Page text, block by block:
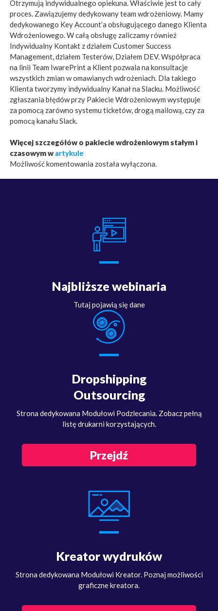
Otrzymują indywidualnego opiekuna. Właściwie jest to cały
proces. Zawiązujemy dedykowany team wdrożeniowy. Mamy
dedykowanego Key Account’a obsługującego danego Klienta
Wdrożeniowego. W całą obsługę zaliczamy również
Indywidualny Kontakt z działem Customer Success
Management, działem Testerów, Działem DEV. Współpraca
na linii Team IwarePrint a Klient pozwala na konsultacje
wszystkich zmian w omawianych wdrożeniach. Dla takiego
Klienta tworzymy indywidualny Kanał na Slacku. Możliwość
zgłaszania błędów przy Pakiecie Wdrożeniowym występuje
za pomocą zarówno systemu ticketów, drogą mailową, czy za
pomocą kanału Slack.
Więcej szczegółów o pakiecie wdrożeniowym stałym i
czasowym w artykule
Możliwość komentowania została wyłączona.
Najbliższe webinaria
Tutaj pojawią się dane
Dropshipping
Outsourcing
Strona dedykowana Modułowi Podzlecania. Zobacz pełną
listę drukarni korzystających.
Przejdź
Kreator wydruków
Strona dedykowana Modułowi Kreator. Poznaj możliwości
graficzne kreatora.